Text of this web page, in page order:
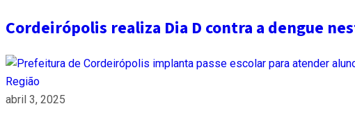
Cordeirópolis realiza Dia D contra a dengue
Região
abril 3, 2025